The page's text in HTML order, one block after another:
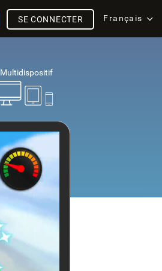
Français
SE CONNECTER
Multidispositif